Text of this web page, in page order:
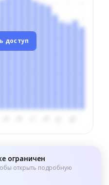
доступ
ограничен
открыть подробную